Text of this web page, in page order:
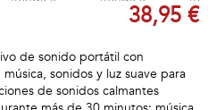
38,95 €
de sonido portátil con
sonidos y luz suave para
de sonidos calmantes